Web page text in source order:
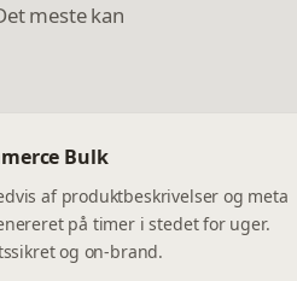
meste kan
Bulk
af produktbeskrivelser og meta
på timer i stedet for uger.
og on-brand.